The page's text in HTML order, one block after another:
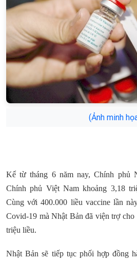
(Ảnh minh
Kể từ tháng 6 năm nay, Chính phủ
Chính phủ Việt Nam khoảng 3,18
Cùng với 400.000 liều vaccine lần
Covid-19 mà Nhật Bản đã viện trợ
triệu liều.
Nhật Bản sẽ tiếp tục phối hợp đồng